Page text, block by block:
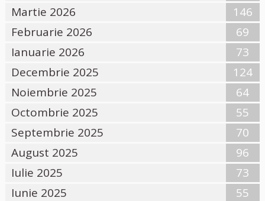
Martie 2026
146
Februarie 2026
69
Ianuarie 2026
73
Decembrie 2025
124
Noiembrie 2025
64
Octombrie 2025
55
Septembrie 2025
70
August 2025
96
Iulie 2025
73
Iunie 2025
55